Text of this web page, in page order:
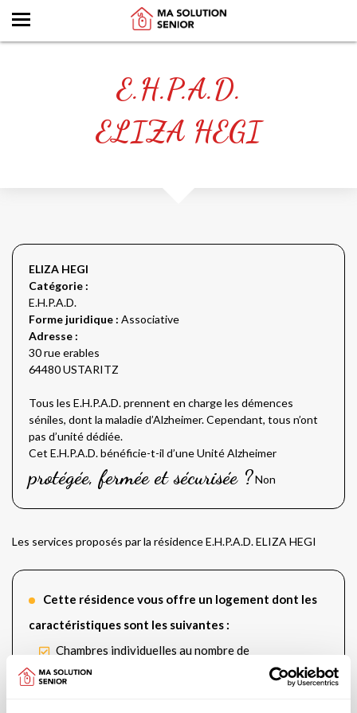
E.H.P.A.D.
ELIZA HEGI
ELIZA HEGI
Catégorie :
E.H.P.A.D.
Forme juridique : Associative
Adresse :
30 rue erables
64480 USTARITZ
Tous les E.H.P.A.D. prennent en charge les démences
séniles, dont la maladie d’Alzheimer. Cependant, tous n’ont
pas d’unité dédiée.
Cet E.H.P.A.D. bénéficie-t-il d’une Unité Alzheimer
protégée, fermée et sécurisée ?Non
Les services proposés par la résidence E.H.P.A.D. ELIZA HEGI
Cette résidence vous offre un logement dont les
caractéristiques sont les suivantes :
Chambres individuelles au nombre de
29